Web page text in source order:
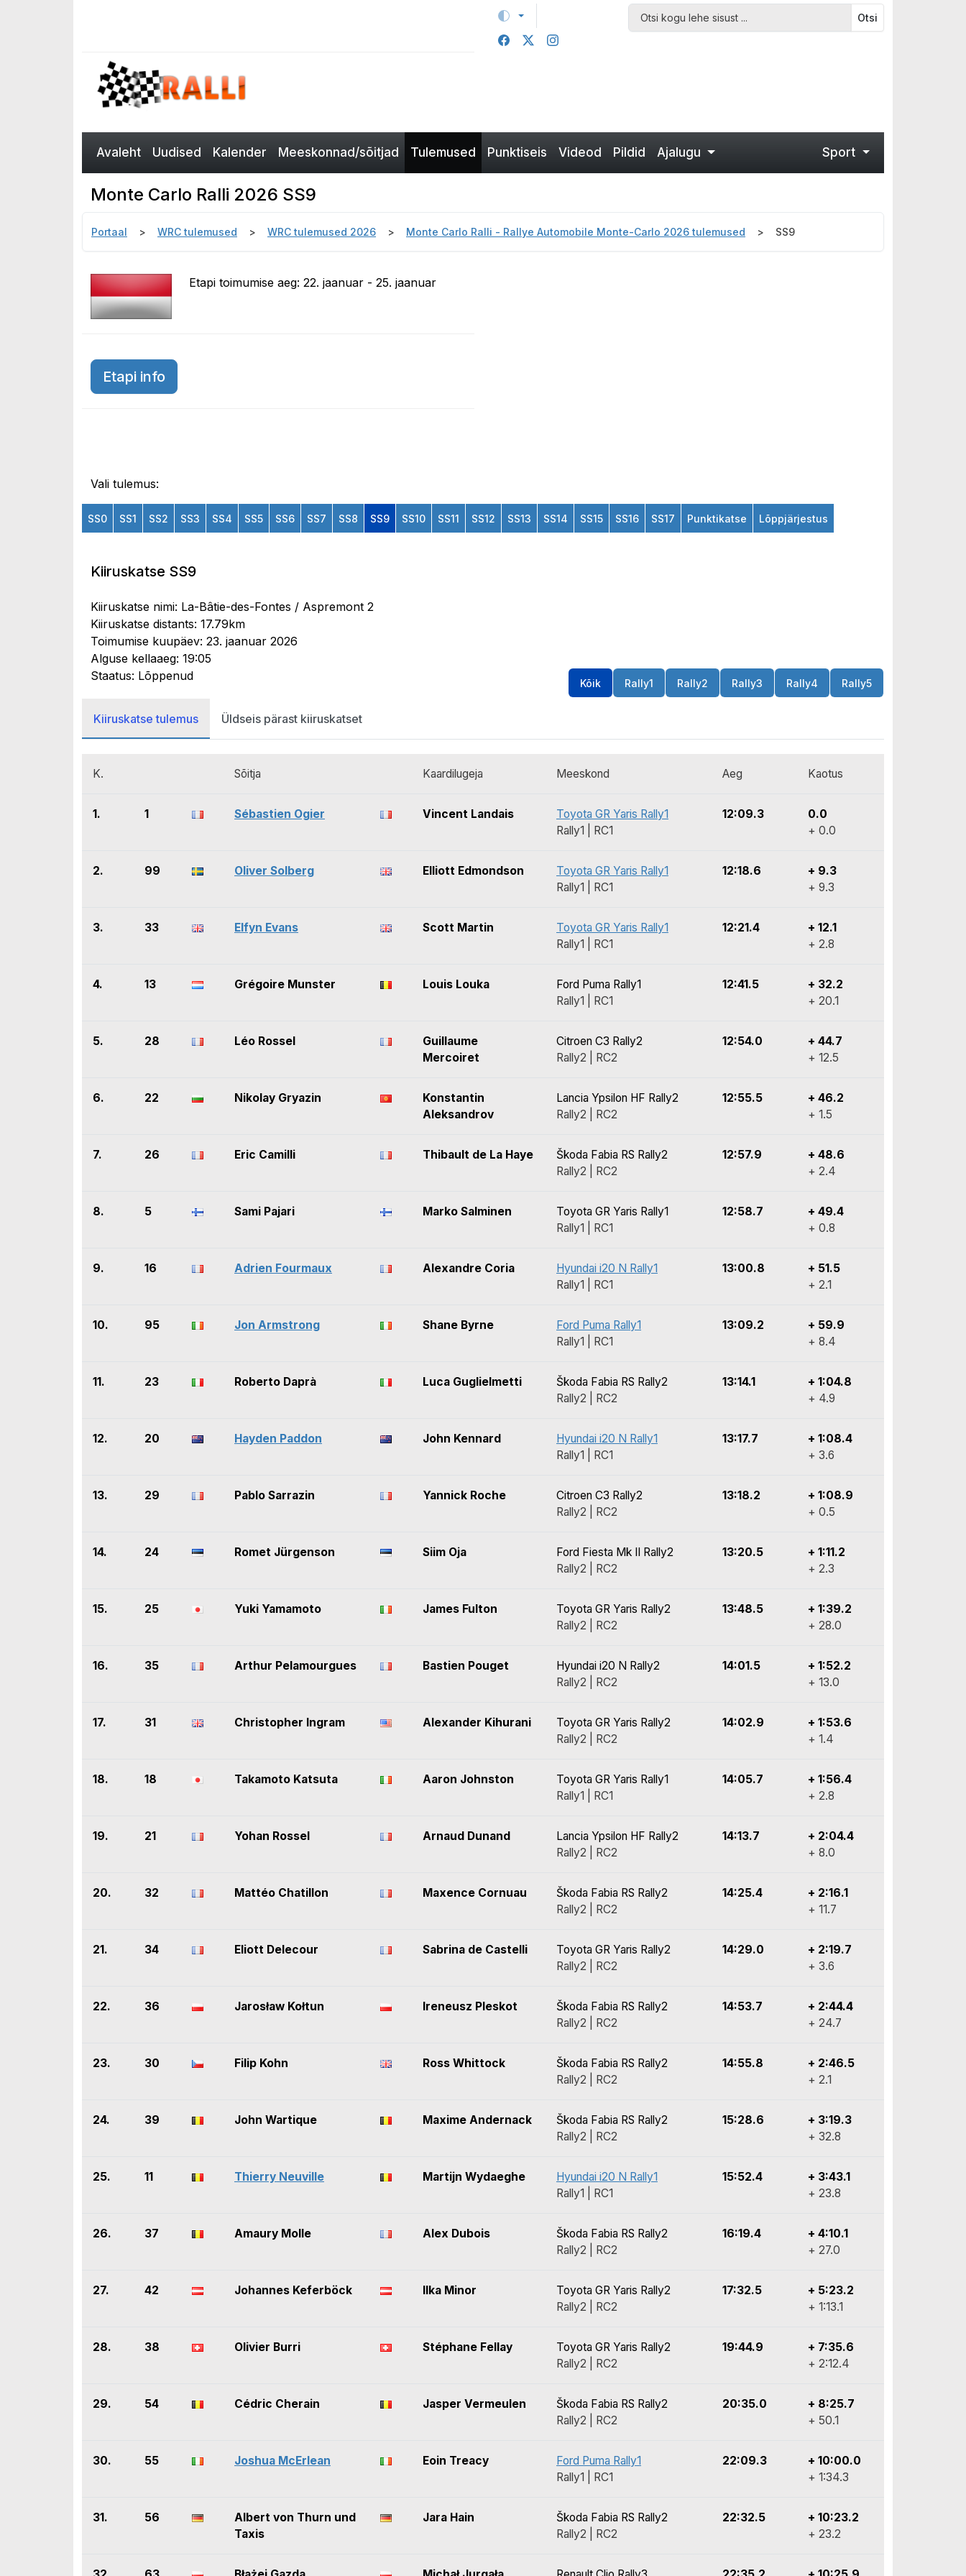
Otsi
Avaleht Uudised Kalender Meeskonnad/sõitjad Tulemused Punktiseis Videod Pildid Ajalugu Sport
Monte Carlo Ralli 2026 SS9
Portaal WRC tulemused WRC tulemused 2026 Monte Carlo Ralli - Rallye Automobile Monte-Carlo 2026 tulemused SS9
Etapi toimumise aeg: 22. jaanuar - 25. jaanuar
Etapi info
Vali tulemus:
SS0 SS1 SS2 SS3 SS4 SS5 SS6 SS7 SS8 SS9 SS10 SS11 SS12 SS13 SS14 SS15 SS16 SS17 Punktikatse Lõppjärjestus
Kiiruskatse SS9
Kiiruskatse nimi: La-Bâtie-des-Fontes / Aspremont 2
Kiiruskatse distants: 17.79km
Toimumise kuupäev: 23. jaanuar 2026
Alguse kellaaeg: 19:05
Staatus: Lõppenud
Kõik Rally1 Rally2 Rally3 Rally4 Rally5
Kiiruskatse tulemus Üldseis pärast kiiruskatset
K. Sõitja Kaardilugeja Meeskond Aeg Kaotus
1. 1 Sébastien Ogier Vincent Landais
Toyota GR Yaris Rally1
Rally1 | RC1
12:09.3
0.0
+ 0.0
2. 99 Oliver Solberg Elliott Edmondson
Toyota GR Yaris Rally1
Rally1 | RC1
12:18.6
+ 9.3
+ 9.3
3. 33 Elfyn Evans Scott Martin
Toyota GR Yaris Rally1
Rally1 | RC1
12:21.4
+ 12.1
+ 2.8
4. 13 Grégoire Munster Louis Louka
Ford Puma Rally1
Rally1 | RC1
12:41.5
+ 32.2
+ 20.1
5. 28 Léo Rossel
Guillaume
Mercoiret
Citroen C3 Rally2
Rally2 | RC2
12:54.0
+ 44.7
+ 12.5
6. 22 Nikolay Gryazin
Konstantin
Aleksandrov
Lancia Ypsilon HF Rally2
Rally2 | RC2
12:55.5
+ 46.2
+ 1.5
7. 26 Eric Camilli Thibault de La Haye
Škoda Fabia RS Rally2
Rally2 | RC2
12:57.9
+ 48.6
+ 2.4
8. 5 Sami Pajari Marko Salminen
Toyota GR Yaris Rally1
Rally1 | RC1
12:58.7
+ 49.4
+ 0.8
9. 16 Adrien Fourmaux Alexandre Coria
Hyundai i20 N Rally1
Rally1 | RC1
13:00.8
+ 51.5
+ 2.1
10. 95 Jon Armstrong Shane Byrne
Ford Puma Rally1
Rally1 | RC1
13:09.2
+ 59.9
+ 8.4
11. 23 Roberto Daprà Luca Guglielmetti
Škoda Fabia RS Rally2
Rally2 | RC2
13:14.1
+ 1:04.8
+ 4.9
12. 20 Hayden Paddon John Kennard
Hyundai i20 N Rally1
Rally1 | RC1
13:17.7
+ 1:08.4
+ 3.6
13. 29 Pablo Sarrazin Yannick Roche
Citroen C3 Rally2
Rally2 | RC2
13:18.2
+ 1:08.9
+ 0.5
14. 24 Romet Jürgenson Siim Oja
Ford Fiesta Mk II Rally2
Rally2 | RC2
13:20.5
+ 1:11.2
+ 2.3
15. 25 Yuki Yamamoto James Fulton
Toyota GR Yaris Rally2
Rally2 | RC2
13:48.5
+ 1:39.2
+ 28.0
16. 35 Arthur Pelamourgues Bastien Pouget
Hyundai i20 N Rally2
Rally2 | RC2
14:01.5
+ 1:52.2
+ 13.0
17. 31 Christopher Ingram Alexander Kihurani
Toyota GR Yaris Rally2
Rally2 | RC2
14:02.9
+ 1:53.6
+ 1.4
18. 18 Takamoto Katsuta Aaron Johnston
Toyota GR Yaris Rally1
Rally1 | RC1
14:05.7
+ 1:56.4
+ 2.8
19. 21 Yohan Rossel Arnaud Dunand
Lancia Ypsilon HF Rally2
Rally2 | RC2
14:13.7
+ 2:04.4
+ 8.0
20. 32 Mattéo Chatillon Maxence Cornuau
Škoda Fabia RS Rally2
Rally2 | RC2
14:25.4
+ 2:16.1
+ 11.7
21. 34 Eliott Delecour Sabrina de Castelli
Toyota GR Yaris Rally2
Rally2 | RC2
14:29.0
+ 2:19.7
+ 3.6
22. 36 Jarosław Kołtun Ireneusz Pleskot
Škoda Fabia RS Rally2
Rally2 | RC2
14:53.7
+ 2:44.4
+ 24.7
23. 30 Filip Kohn Ross Whittock
Škoda Fabia RS Rally2
Rally2 | RC2
14:55.8
+ 2:46.5
+ 2.1
24. 39 John Wartique Maxime Andernack
Škoda Fabia RS Rally2
Rally2 | RC2
15:28.6
+ 3:19.3
+ 32.8
25. 11 Thierry Neuville Martijn Wydaeghe
Hyundai i20 N Rally1
Rally1 | RC1
15:52.4
+ 3:43.1
+ 23.8
26. 37 Amaury Molle Alex Dubois
Škoda Fabia RS Rally2
Rally2 | RC2
16:19.4
+ 4:10.1
+ 27.0
27. 42 Johannes Keferböck Ilka Minor
Toyota GR Yaris Rally2
Rally2 | RC2
17:32.5
+ 5:23.2
+ 1:13.1
28. 38 Olivier Burri Stéphane Fellay
Toyota GR Yaris Rally2
Rally2 | RC2
19:44.9
+ 7:35.6
+ 2:12.4
29. 54 Cédric Cherain Jasper Vermeulen
Škoda Fabia RS Rally2
Rally2 | RC2
20:35.0
+ 8:25.7
+ 50.1
30. 55 Joshua McErlean Eoin Treacy
Ford Puma Rally1
Rally1 | RC1
22:09.3
+ 10:00.0
+ 1:34.3
31. 56
Albert von Thurn und
Taxis
Jara Hain
Škoda Fabia RS Rally2
Rally2 | RC2
22:32.5
+ 10:23.2
+ 23.2